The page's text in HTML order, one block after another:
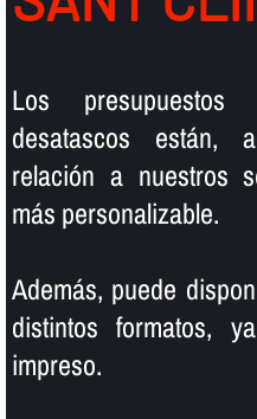
Los
desatascos están,
relación a nuestros
más personalizable.
Además, puede
distintos formatos,
impreso.